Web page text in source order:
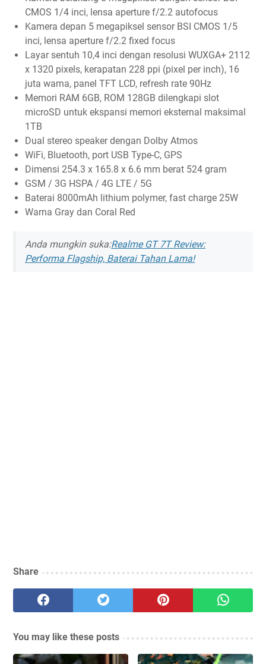
CMOS 1/4 inci, lensa aperture f/2.2 autofocus
Kamera depan 5 megapiksel sensor BSI CMOS 1/5
inci, lensa aperture f/2.2 fixed focus
Layar sentuh 10,4 inci dengan resolusi WUXGA+ 2112
x 1320 pixels, kerapatan 228 ppi (pixel per inch), 16
juta warna, panel TFT LCD, refresh rate 90Hz
Memori RAM 6GB, ROM 128GB dilengkapi slot
microSD untuk ekspansi memori eksternal maksimal
1TB
Dual stereo speaker dengan Dolby Atmos
WiFi, Bluetooth, port USB Type-C, GPS
Dimensi 254.3 x 165.8 x 6.6 mm berat 524 gram
GSM / 3G HSPA / 4G LTE / 5G
Baterai 8000mAh lithium polymer, fast charge 25W
Warna Gray dan Coral Red
Anda mungkin suka:Realme GT 7T Review:
Performa Flagship, Baterai Tahan Lama!
Share
You may like these posts